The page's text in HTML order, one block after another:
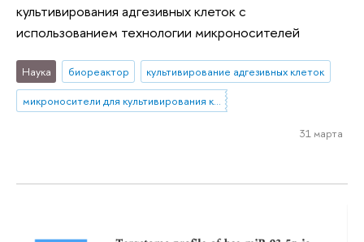
культивирования адгезивных клеток с
использованием технологии микроносителей
Наука биореактор
культивирование адгезивных клеток
микроносители для культивирования клеток
31 марта